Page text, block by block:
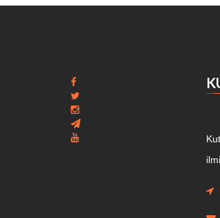
биохимических процессов в тканях